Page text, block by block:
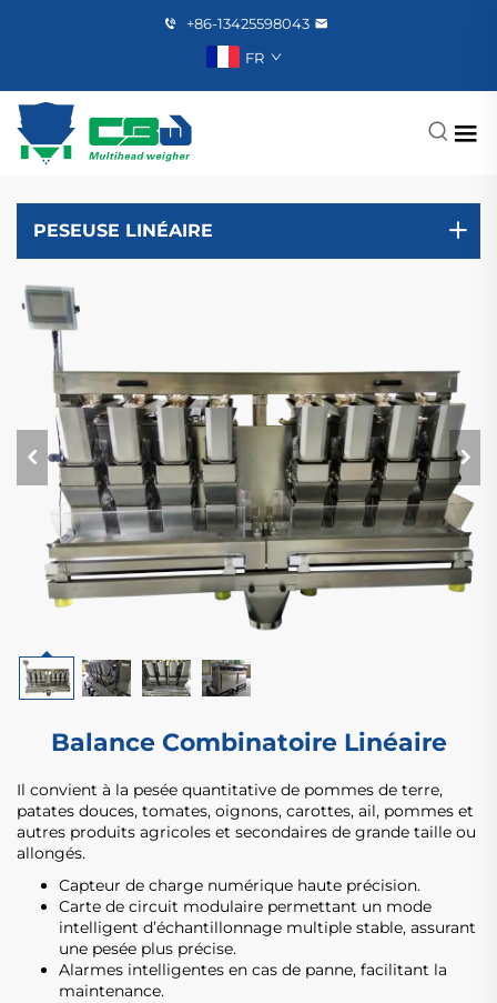
+86-13425598043
FR
PESEUSE LINÉAIRE
Balance Combinatoire Linéaire
Il convient à la pesée quantitative de pommes de terre,
patates douces, tomates, oignons, carottes, ail, pommes et
autres produits agricoles et secondaires de grande taille ou
allongés.
Capteur de charge numérique haute précision.
Carte de circuit modulaire permettant un mode
intelligent d’échantillonnage multiple stable, assurant
une pesée plus précise.
Alarmes intelligentes en cas de panne, facilitant la
maintenance.